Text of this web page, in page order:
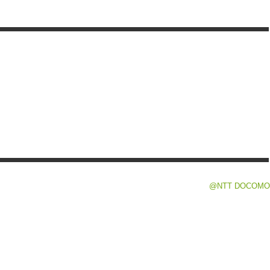
@NTT DOCOMO